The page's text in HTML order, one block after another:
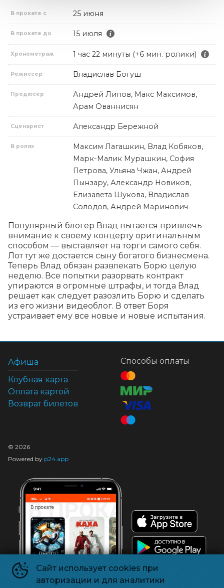
В прокате с 25 июня
В прокате до 15 июля
Хронометраж 1 час 22 минуты (+6 мин. ролики)
Режиссер Владислав Богуш
Продюсер
Андрей Липов, Макс Максимов,
Арам Ованнисян
Сценарист Александр Бережной
В ролях
Максим Лагашкин, Влад Кобяков,
Марк-Малик Мурашкин, София
Петрова, Ульяна Чжан, Андрей
Пынзару, Александр Новиков,
Елизавета Шукова, Владислав
Солодов, Андрей Маринович
Популярный блогер Влад пытается привлечь
внимание к своему концерту оригинальным
способом — выставляет на торги самого себя.
Лот тут же достается сыну богатого бизнесмена.
Теперь Влад обязан развлекать Борю целую
неделю. Все попытки разорвать контракт
упираются в огромные штрафы, и тогда Влад
решает как следует разозлить Борю и сделать
из его жизни видеоблог. В ответ Боря
устраивает ему все новые и новые испытания.
Сайт использует cookies при
авторизации и для аналитики
Афиша
Клубная карта
Оплата картой
Возврат билетов
Способы оплаты
© 2026
Powered by p24.app